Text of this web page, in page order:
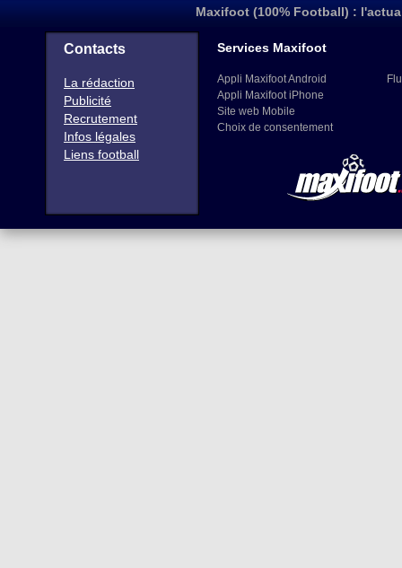
Maxifoot (100% Football) :
Contacts
La rédaction
Publicité
Recrutement
Infos légales
Liens football
Services Maxifoot
Appli Maxifoot Android
Appli Maxifoot iPhone
Site web Mobile
Choix de consentement